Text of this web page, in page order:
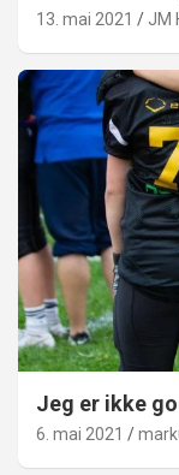
13. mai 2021 JM
Jeg er ikke
6. mai 2021